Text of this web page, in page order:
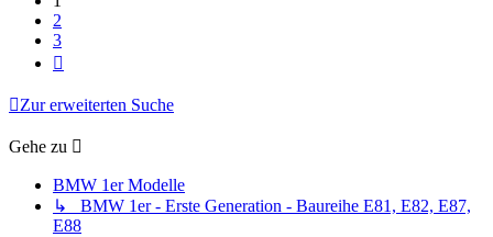
2
3
Zur erweiterten Suche
Gehe zu
BMW 1er Modelle
↳ BMW 1er - Erste Generation - Baureihe E81, E82, E87,
E88